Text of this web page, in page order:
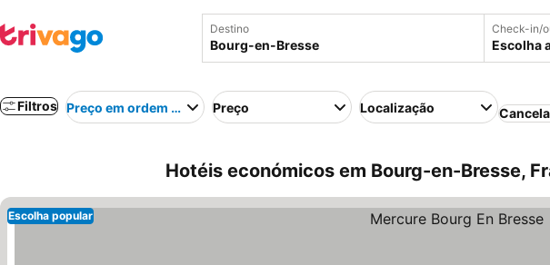
Destino Check-in/
Escolha
Filtros Preço em ordem crescentePreço Localização
Hotéis económicos em Bourg-en-Bresse,
Escolha popular